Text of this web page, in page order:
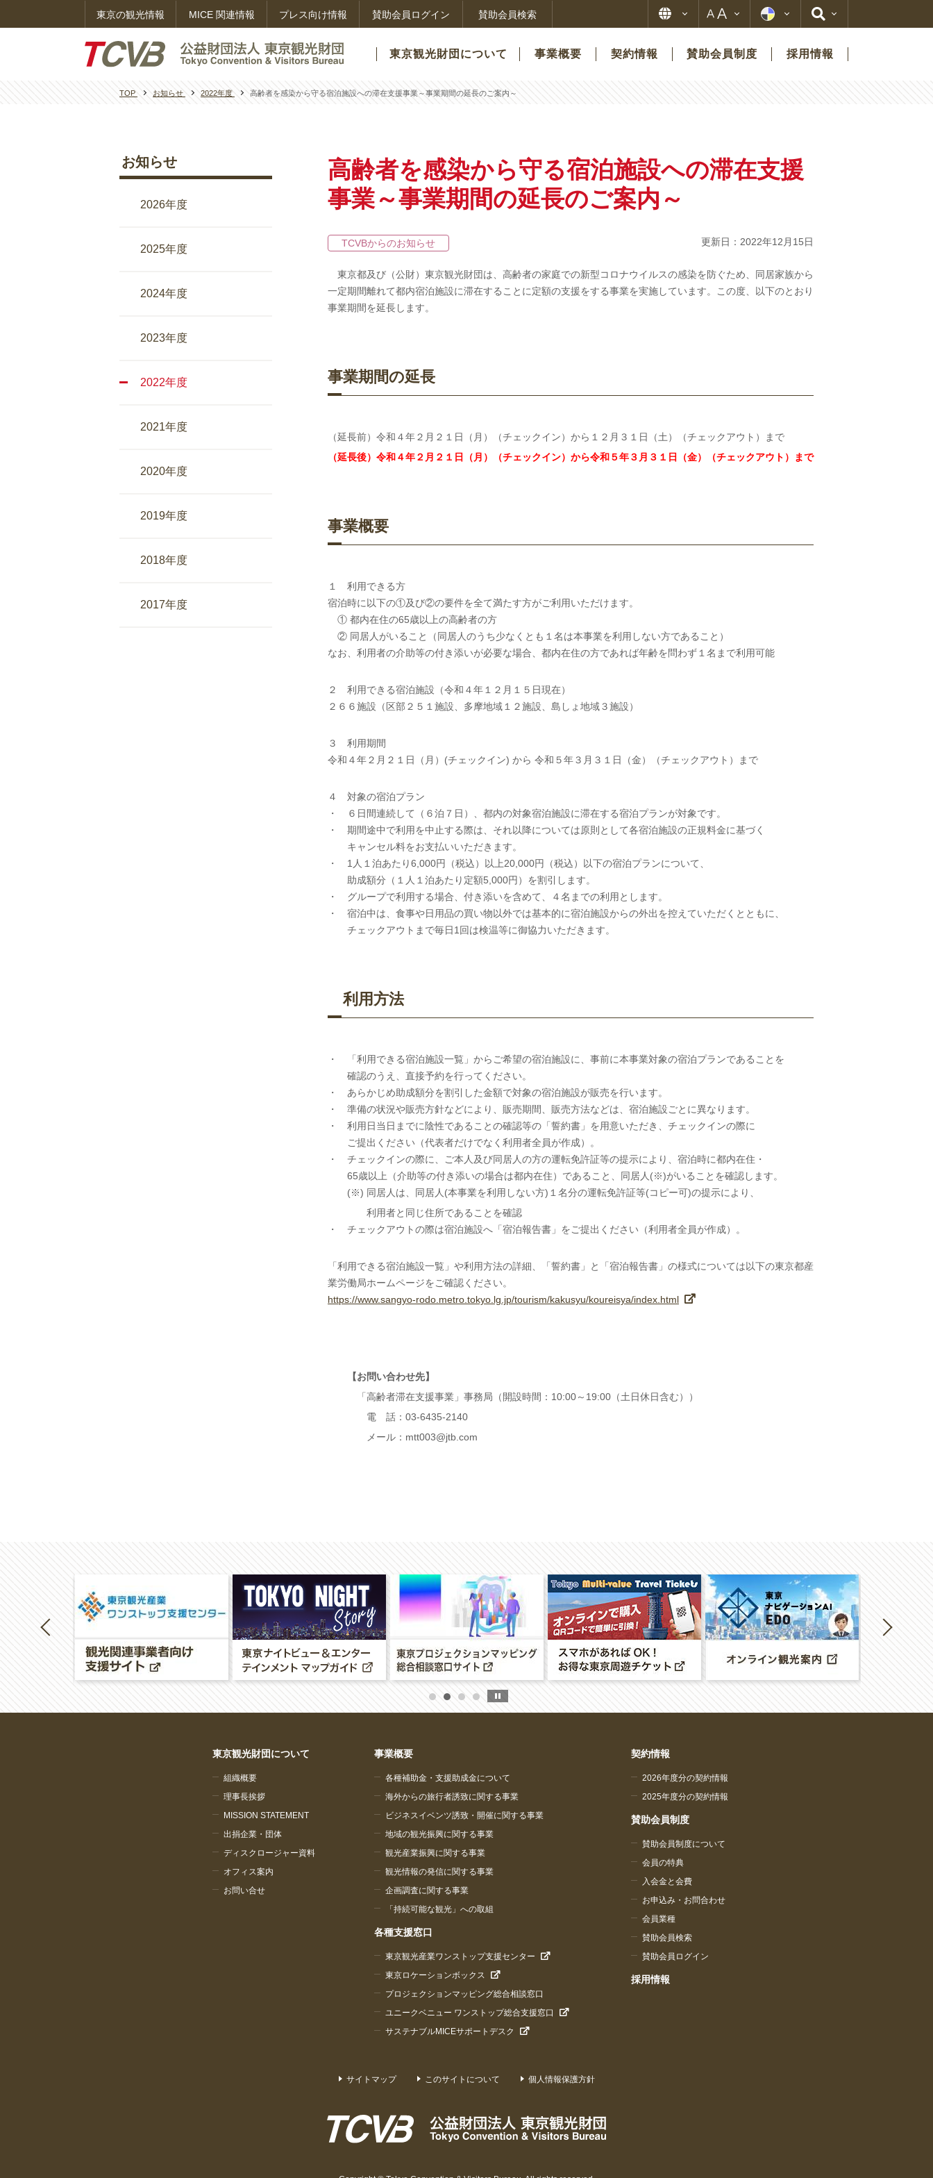
東京の観光情報 MICE 関連情報 プレス向け情報 賛助会員ログイン 賛助会員検索
東京観光財団について 事業概要 契約情報 賛助会員制度 採用情報
TOP お知らせ 2022年度 高齢者を感染から守る宿泊施設への滞在支援事業～事業期間の延長のご案内～
高齢者を感染から守る宿泊施設への滞在支援
事業～事業期間の延長のご案内～
TCVBからのお知らせ 更新日：2022年12月15日
東京都及び（公財）東京観光財団は、高齢者の家庭での新型コロナウイルスの感染を防ぐため、同居家族から
一定期間離れて都内宿泊施設に滞在することに定額の支援をする事業を実施しています。この度、以下のとおり
事業期間を延長します。
事業期間の延長
（延長前）令和４年２月２１日（月）（チェックイン）から１２月３１日（土）（チェックアウト）まで
（延長後）令和４年２月２１日（月）（チェックイン）から令和５年３月３１日（金）（チェックアウト）まで
事業概要
１ 利用できる方
宿泊時に以下の①及び②の要件を全て満たす方がご利用いただけます。
① 都内在住の65歳以上の高齢者の方
② 同居人がいること（同居人のうち少なくとも１名は本事業を利用しない方であること）
なお、利用者の介助等の付き添いが必要な場合、都内在住の方であれば年齢を問わず１名まで利用可能
２ 利用できる宿泊施設（令和４年１２月１５日現在）
２６６施設（区部２５１施設、多摩地域１２施設、島しょ地域３施設）
３ 利用期間
令和４年２月２１日（月）(チェックイン) から 令和５年３月３１日（金）（チェックアウト）まで
４ 対象の宿泊プラン
・ ６日間連続して（６泊７日）、都内の対象宿泊施設に滞在する宿泊プランが対象です。
・ 期間途中で利用を中止する際は、それ以降については原則として各宿泊施設の正規料金に基づく
キャンセル料をお支払いいただきます。
・ 1人１泊あたり6,000円（税込）以上20,000円（税込）以下の宿泊プランについて、
助成額分（１人１泊あたり定額5,000円）を割引します。
・ グループで利用する場合、付き添いを含めて、４名までの利用とします。
・ 宿泊中は、食事や日用品の買い物以外では基本的に宿泊施設からの外出を控えていただくとともに、
チェックアウトまで毎日1回は検温等に御協力いただきます。
利用方法
・ 「利用できる宿泊施設一覧」からご希望の宿泊施設に、事前に本事業対象の宿泊プランであることを
確認のうえ、直接予約を行ってください。
・ あらかじめ助成額分を割引した金額で対象の宿泊施設が販売を行います。
・ 準備の状況や販売方針などにより、販売期間、販売方法などは、宿泊施設ごとに異なります。
・ 利用日当日までに陰性であることの確認等の「誓約書」を用意いただき、チェックインの際に
ご提出ください（代表者だけでなく利用者全員が作成）。
・ チェックインの際に、ご本人及び同居人の方の運転免許証等の提示により、宿泊時に都内在住・
65歳以上（介助等の付き添いの場合は都内在住）であること、同居人(※)がいることを確認します。
(※) 同居人は、同居人(本事業を利用しない方)１名分の運転免許証等(コピー可)の提示により、
利用者と同じ住所であることを確認
・ チェックアウトの際は宿泊施設へ「宿泊報告書」をご提出ください（利用者全員が作成）。
「利用できる宿泊施設一覧」や利用方法の詳細、「誓約書」と「宿泊報告書」の様式については以下の東京都産
業労働局ホームページをご確認ください。
https://www.sangyo-rodo.metro.tokyo.lg.jp/tourism/kakusyu/koureisya/index.html
【お問い合わせ先】
「高齢者滞在支援事業」事務局（開設時間：10:00～19:00（土日休日含む））
電 話：03-6435-2140
メール：mtt003@jtb.com
お知らせ
2026年度
2025年度
2024年度
2023年度
2022年度
2021年度
2020年度
2019年度
2018年度
2017年度
東京観光財団について
組織概要
理事長挨拶
MISSION STATEMENT
出捐企業・団体
ディスクロージャー資料
オフィス案内
お問い合せ
事業概要
各種補助金・支援助成金について
海外からの旅行者誘致に関する事業
ビジネスイベンツ誘致・開催に関する事業
地域の観光振興に関する事業
観光産業振興に関する事業
観光情報の発信に関する事業
企画調査に関する事業
「持続可能な観光」への取組
各種支援窓口
東京観光産業ワンストップ支援センター
東京ロケーションボックス
プロジェクションマッピング総合相談窓口
ユニークベニュー ワンストップ総合支援窓口
サステナブルMICEサポートデスク
契約情報
2026年度分の契約情報
2025年度分の契約情報
賛助会員制度
賛助会員制度について
会員の特典
入会金と会費
お申込み・お問合わせ
会員業種
賛助会員検索
賛助会員ログイン
採用情報
サイトマップ このサイトについて 個人情報保護方針